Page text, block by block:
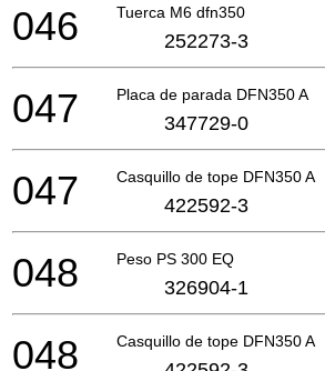
Tuerca M6 dfn350
046 252273-3
Placa de parada DFN350 A
047 347729-0
Casquillo de tope DFN350 A
047 422592-3
Peso PS 300 EQ
048 326904-1
Casquillo de tope DFN350 A
048